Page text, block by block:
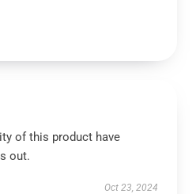
of this product have
out.
Oct 23, 2024